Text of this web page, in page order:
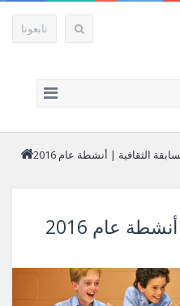
تابعونا
الثقافية | أنشطة عام 2016
عام 2016